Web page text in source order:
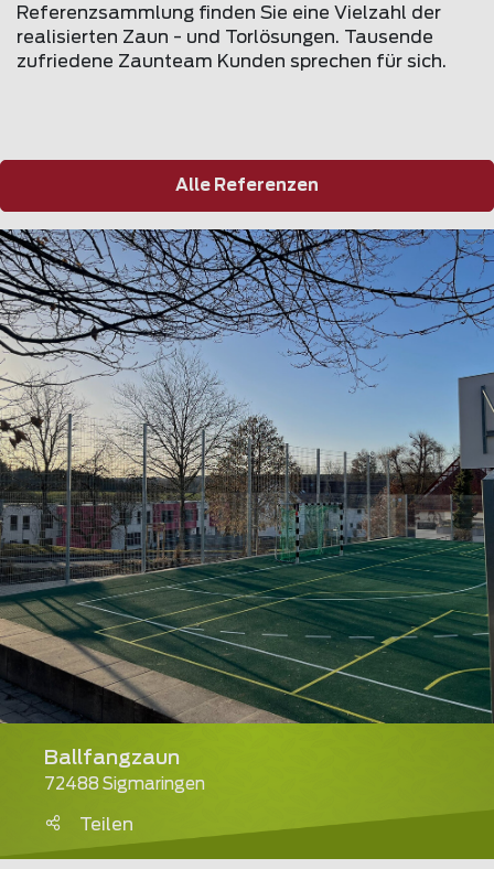
Referenzsammlung finden Sie eine Vielzahl der
realisierten Zaun - und Torlösungen. Tausende
zufriedene Zaunteam Kunden sprechen für sich.
Alle Referenzen
Ballfangzaun
72488 Sigmaringen
Teilen